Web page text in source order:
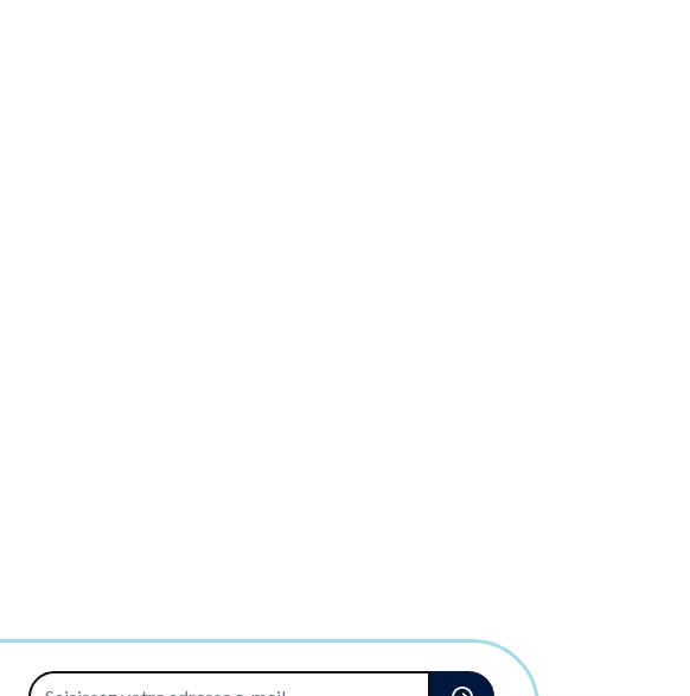
Adresse e-mail